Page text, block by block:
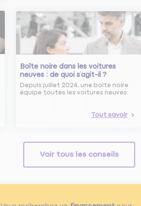
Boîte noire dans les voitures
neuves : de quoi s’agit-il ?
Depuis juillet 2024, une boîte noire
équipe toutes les voitures neuves.
Tout savoir
Voir tous les conseils